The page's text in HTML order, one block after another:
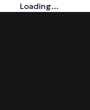
Loading...